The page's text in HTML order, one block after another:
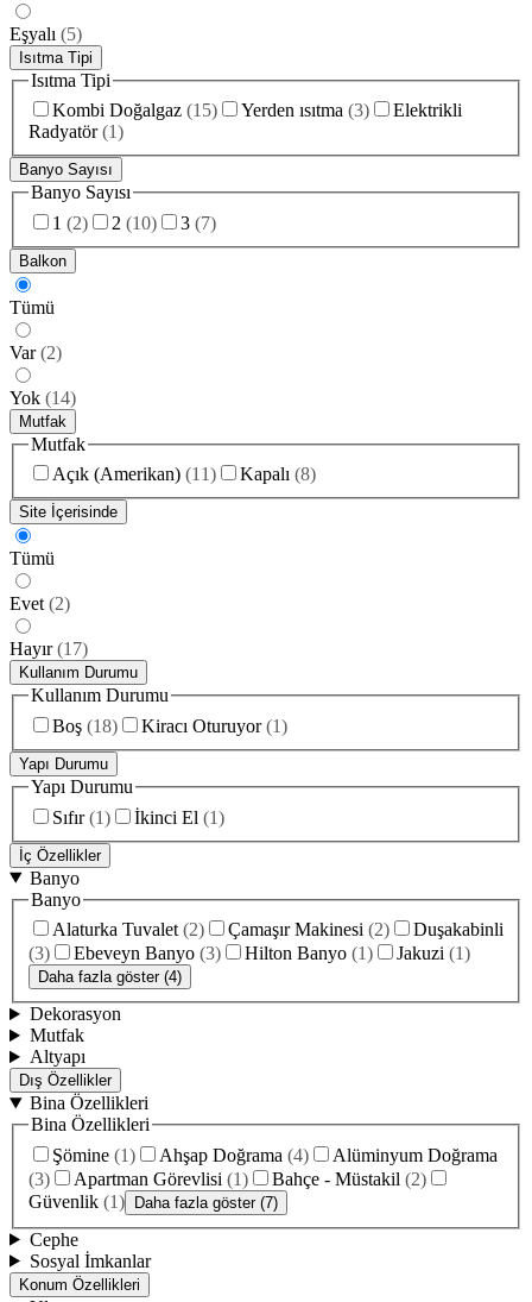
Eşyalı (5)
Isıtma Tipi
Isıtma Tipi
Kombi Doğalgaz (15) Yerden ısıtma (3)
Elektrikli
Radyatör (1)
Banyo Sayısı
Banyo Sayısı
1 (2) 2 (10) 3 (7)
Balkon
Tümü
Var (2)
Yok (14)
Mutfak
Mutfak
Açık (Amerikan) (11) Kapalı (8)
Site İçerisinde
Tümü
Evet (2)
Hayır (17)
Kullanım Durumu
Kullanım Durumu
Boş (18) Kiracı Oturuyor (1)
Yapı Durumu
Yapı Durumu
Sıfır (1) İkinci El (1)
İç Özellikler
Banyo
Banyo
Alaturka Tuvalet (2) Çamaşır Makinesi (2)
Duşakabinli
(3) Ebeveyn Banyo (3) Hilton Banyo (1) Jakuzi (1)
Daha fazla göster (4)
Dekorasyon
Mutfak
Altyapı
Dış Özellikler
Bina Özellikleri
Bina Özellikleri
Şömine (1) Ahşap Doğrama (4)
Alüminyum Doğrama
(3) Apartman Görevlisi (1) Bahçe - Müstakil (2)
Güvenlik (1) Daha fazla göster (7)
Cephe
Sosyal İmkanlar
Konum Özellikleri